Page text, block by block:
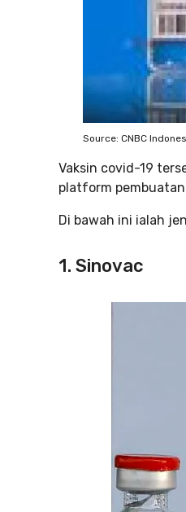
Source: CNBC
Vaksin covid-19
platform
Di bawah ini ialah
1. Sinovac